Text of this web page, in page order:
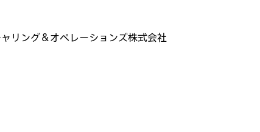
リング＆オペレーションズ株式会社